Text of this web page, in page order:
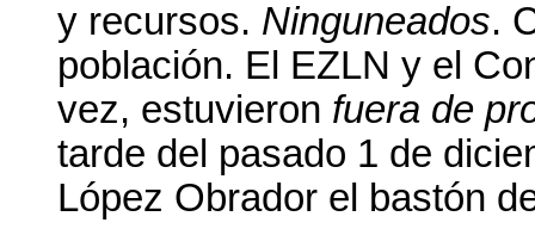
y recursos. Ninguneados.
población. El EZLN y el
vez, estuvieron fuera de
tarde del pasado 1 de
López Obrador el bastón